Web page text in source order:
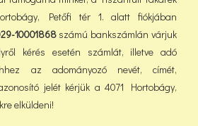
Petőfi tér 1. alatt fiókjában
10001868számú bankszámlán várjuk
kérés esetén számlát, illetve adó
az adományozó nevét, címét,
jelét kérjük a 4071 Hortobágy,
elküldeni!